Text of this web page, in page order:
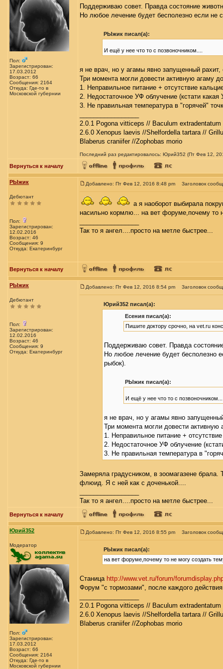
Пол:
Зарегистрирован:
17.03.2012
Возраст: 66
Сообщения: 2164
Откуда: Где-то в
Московской губернии
Поддерживаю совет. Правда состояние
Но любое лечение будет бесполезно если не
РЫжик писал(а):
И ещё у нее что то с позвоночником....
я не врач, но у агамы явно запущенный рахит,
Три момента могли довести активную агаму
1. Неправильное питание + отсутствие
2. Недостаточное УФ облучение (кстати
3. Не правильная температура в "горячей"
2.0.1 Pogona vitticeps // Baculum extradentatum
2.6.0 Xenopus laevis //Shelfordella tartara //
Blaberus craniifer //Zophobas morio
Последний раз редактировалось: Юрий352 (Пт Фев 12,
Вернуться к началу
РЫжик
Дебютант
Пол:
Зарегистрирован:
12.02.2016
Возраст: 46
Сообщения: 9
Откуда: Екатеринбург
Добавлено: Пт Фев 12, 2016 8:48 pm Заголовок
а я наоборот выбирала
насильно кормлю... на вет форуме,почему то
Так то я ангел....просто на метле быстрее...
Вернуться к началу
РЫжик
Дебютант
Пол:
Зарегистрирован:
12.02.2016
Возраст: 46
Сообщения: 9
Откуда: Екатеринбург
Добавлено: Пт Фев 12, 2016 8:54 pm Заголовок
Юрий352 писал(а):
Есения писал(а):
Пишите доктору срочно, на vet.ru
Поддерживаю совет. Правда
Но любое лечение будет бесполезно
рыбок).
РЫжик писал(а):
И ещё у нее что то с
я не врач, но у агамы явно
Три момента могли довести активную
1. Неправильное питание +
2. Недостаточное УФ облучение
3. Не правильная температура в
Замеряла градусником, в зоомагазене
флюид. Я с ней как с доченькой....
Так то я ангел....просто на метле быстрее...
Вернуться к началу
Юрий352
Модератор
Пол:
Зарегистрирован:
17.03.2012
Возраст: 66
Сообщения: 2164
Откуда: Где-то в
Московской губернии
Добавлено: Пт Фев 12, 2016 8:55 pm Заголовок
РЫжик писал(а):
на вет форуме,почему то не могу создать
Станица http://www.vet.ru/forum/
Форум "с тормозами", после каждого
2.0.1 Pogona vitticeps // Baculum extradentatum
2.6.0 Xenopus laevis //Shelfordella tartara //
Blaberus craniifer //Zophobas morio